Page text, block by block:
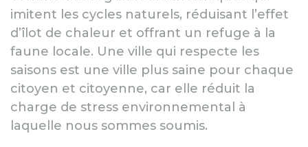
imitent les cycles naturels, réduisant l’effet
d’îlot de chaleur et offrant un refuge à la
faune locale. Une ville qui respecte les
saisons est une ville plus saine pour chaque
citoyen et citoyenne, car elle réduit la
charge de stress environnemental à
laquelle nous sommes soumis.